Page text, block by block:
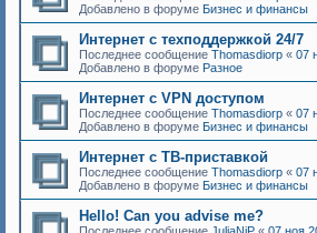
Добавлено в форуме Бизнес и финансы
Интернет с техподдержкой 24/7
Последнее сообщение Thomasdiorp « 07
Добавлено в форуме Разное
Интернет с VPN доступом
Последнее сообщение Thomasdiorp « 07
Добавлено в форуме Бизнес и финансы
Интернет с ТВ-приставкой
Последнее сообщение Thomasdiorp « 07
Добавлено в форуме Бизнес и финансы
Hello! Can you advise me?
Последнее сообщение JuliaNiP « 07 ноя